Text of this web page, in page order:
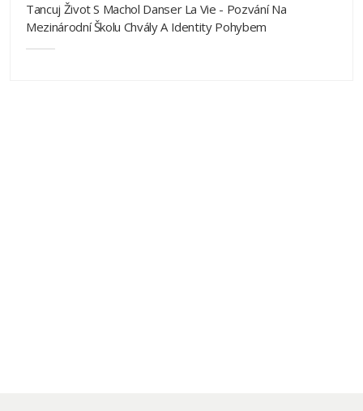
Tancuj Život S Machol Danser La Vie - Pozvání Na
Mezinárodní Školu Chvály A Identity Pohybem